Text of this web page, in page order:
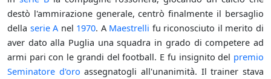
destò l'ammirazione generale, centrò finalmente il bersaglio
della serie A nel 1970. A Maestrelli fu riconosciuto il merito di
aver dato alla Puglia una squadra in grado di competere ad
armi pari con le grandi del football. E fu insignito del premio
Seminatore d'oro assegnatogli all'unanimità. Il trainer stava